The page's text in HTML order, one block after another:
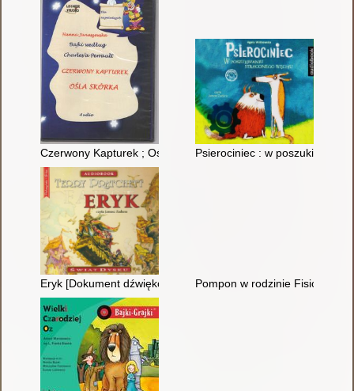
Czerwony Kapturek ; Ośla skórka [Dokument dźwiękowy]
Psierociniec : w poszukiwaniu
Eryk [Dokument dźwiękowy] Pompon w rodzinie Fisiów